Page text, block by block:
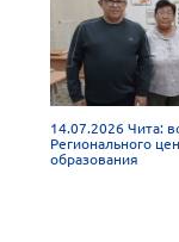
14.07.2026 Чита:
Регионального
образования